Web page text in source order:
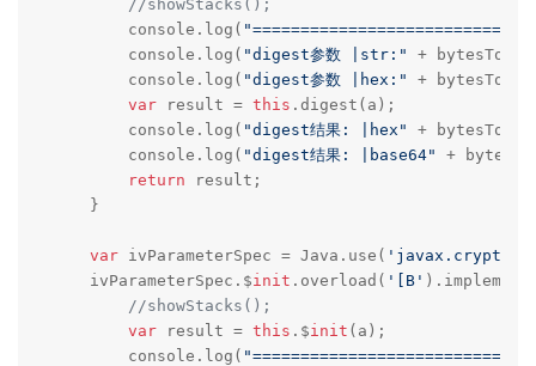
//showStacks();
        console.log(
        console.log(
"digest参数 |str:"
+
        console.log(
"digest参数 |hex:"
+
var result = this .digest(a);
        console.log(
"digest结果: |hex"
+
        console.log(
"digest结果: |base64"
+
return result;
    }
var ivParameterSpec = Java.use(
    ivParameterSpec.$
init .overload( '[B'
//showStacks();
var result = this .$init (a);
        console.log(